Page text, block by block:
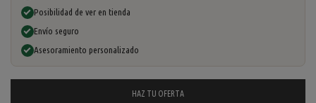
Posibilidad de ver en tienda
Envío seguro
Asesoramiento personalizado
HAZ TU OFERTA